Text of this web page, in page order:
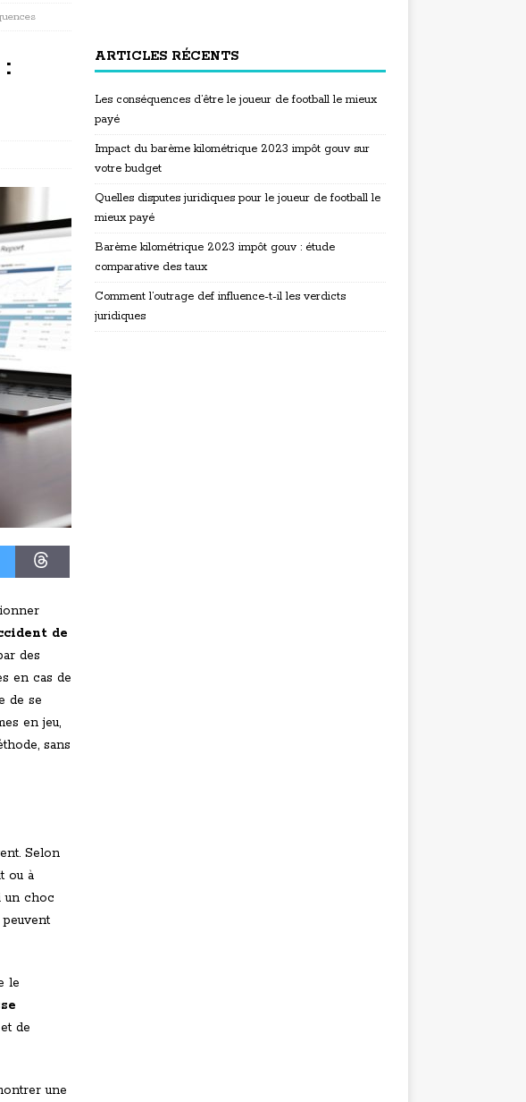
de
des
en cas de
de se
en jeu,
sans
Selon
ou à
un choc
le
de
une
ARTICLES RÉCENTS
Les conséquences d’être le joueur de football le mieux
payé
Impact du barème kilométrique 2023 impôt gouv sur
votre budget
Quelles disputes juridiques pour le joueur de football le
mieux payé
Barème kilométrique 2023 impôt gouv : étude
comparative des taux
Comment l’outrage def influence-t-il les verdicts
juridiques